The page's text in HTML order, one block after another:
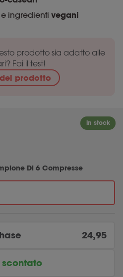
e ingredienti vegani
prodotto sia adatto alle
Fai il test!
prodotto
Di 6 Compresse
24,95
scontato